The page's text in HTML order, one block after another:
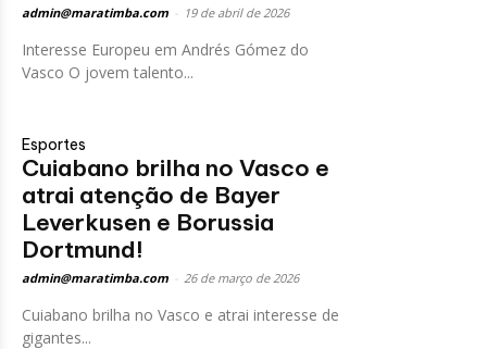
admin@maratimba.com 19 de abril de 2026
Interesse Europeu em Andrés Gómez do
Vasco O jovem talento...
Esportes
Cuiabano brilha no Vasco e
atrai atenção de Bayer
Leverkusen e Borussia
Dortmund!
admin@maratimba.com 26 de março de 2026
Cuiabano brilha no Vasco e atrai interesse de
gigantes...